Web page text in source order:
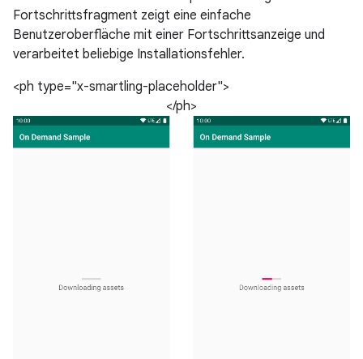
Fortschrittsfragment zeigt eine einfache
Benutzeroberfläche mit einer Fortschrittsanzeige und
verarbeitet beliebige Installationsfehler.
<ph type="x-smartling-placeholder">
</ph>